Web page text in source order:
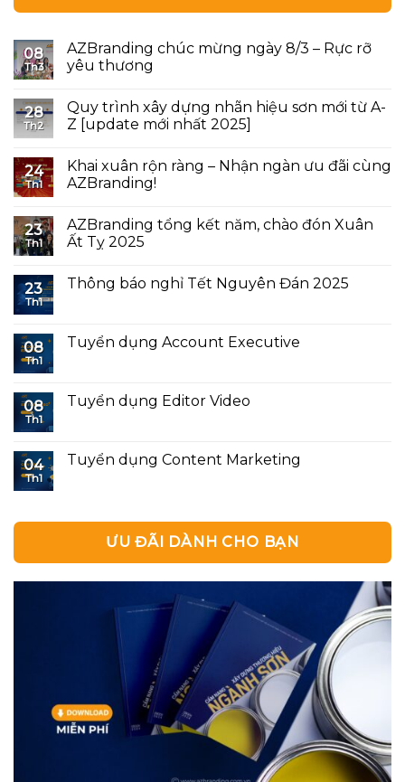
08
Th3
AZBranding chúc mừng ngày 8/3 – Rực rỡ
yêu thương
28
Th2
Quy trình xây dựng nhãn hiệu sơn mới từ A-
Z [update mới nhất 2025]
24
Th1
Khai xuân rộn ràng – Nhận ngàn ưu đãi cùng
AZBranding!
23
Th1
AZBranding tổng kết năm, chào đón Xuân
Ất Tỵ 2025
23
Th1
Thông báo nghỉ Tết Nguyên Đán 2025
08
Th1
Tuyển dụng Account Executive
08
Th1
Tuyển dụng Editor Video
04
Th1
Tuyển dụng Content Marketing
ƯU ĐÃI DÀNH CHO BẠN